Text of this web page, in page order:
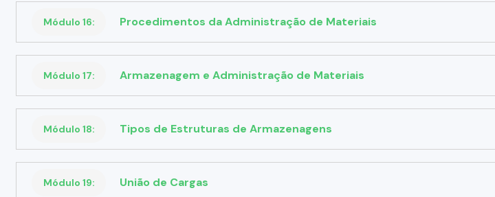
Módulo 16: Procedimentos da Administração de Materiais
Módulo 17: Armazenagem e Administração de Materiais
Módulo 18: Tipos de Estruturas de Armazenagens
Módulo 19: União de Cargas